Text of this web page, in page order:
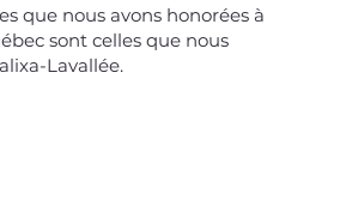
que nous avons honorées à
sont celles que nous
Lavallée.